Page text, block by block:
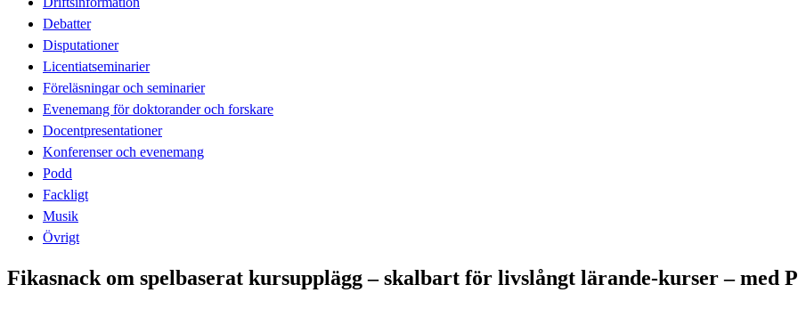
Debatter
Disputationer
Licentiatseminarier
Föreläsningar och seminarier
Evenemang för doktorander och forskare
Docentpresentationer
Konferenser och evenemang
Podd
Fackligt
Musik
Övrigt
Fikasnack om spelbaserat kursupplägg – skalbart för livslångt lärande-kurser – med